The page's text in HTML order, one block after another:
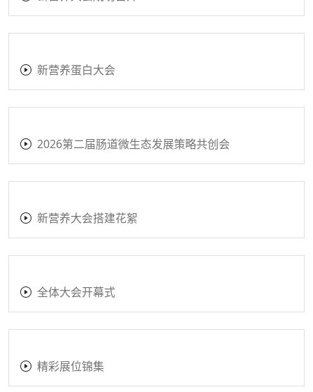
新营养蛋白大会
2026第二届肠道微生态发展策略共创会
新营养大会搭建花絮
全体大会开幕式
精彩展位锦集